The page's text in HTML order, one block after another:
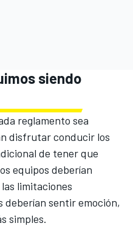
siendo
reglamento sea
disfrutar conducir los
de tener que
equipos deberían
limitaciones
deberían sentir emoción,
simples.